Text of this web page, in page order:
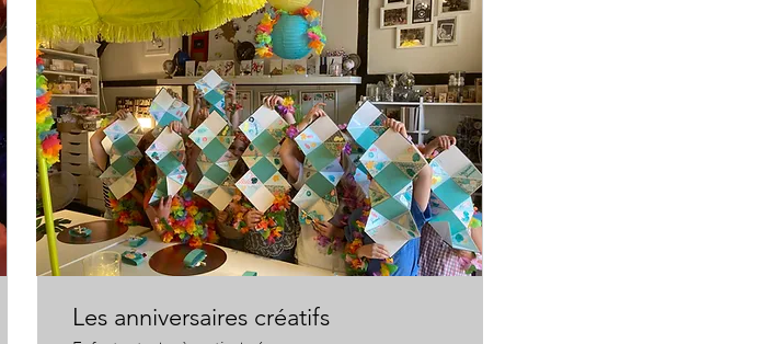
Les anniversaires créatifs